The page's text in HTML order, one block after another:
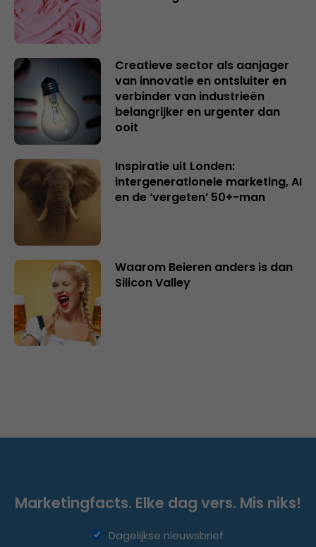
Creatieve sector als aanjager
van innovatie en ontsluiter en
verbinder van industrieën
belangrijker en urgenter dan
ooit
Inspiratie uit Londen:
intergenerationele marketing, AI
en de ‘vergeten’ 50+-man
Waarom Beieren anders is dan
Silicon Valley
Marketingfacts. Elke dag vers. Mis niks!
Dagelijkse nieuwsbrief